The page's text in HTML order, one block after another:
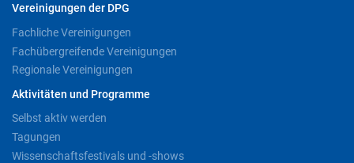
Vereinigungen der DPG
Fachliche Vereinigungen
Fachübergreifende Vereinigungen
Regionale Vereinigungen
Aktivitäten und Programme
Selbst aktiv werden
Tagungen
Wissenschaftsfestivals und -shows